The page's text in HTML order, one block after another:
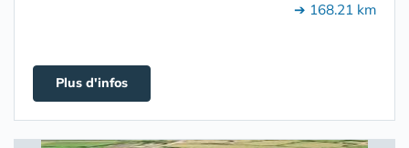
➔ 168.21 km
Plus d'infos